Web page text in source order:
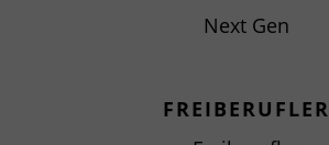
Next Gen
FREIBERUFLER